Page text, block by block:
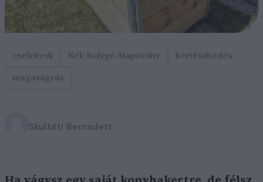
cselekedj Kék Bolygó Alapítvány
kertészkedés
magaságyás
Skultéti Bernadett